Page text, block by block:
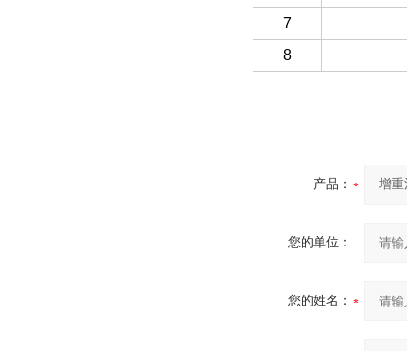
7
8
产品：
您的单位：
您的姓名：